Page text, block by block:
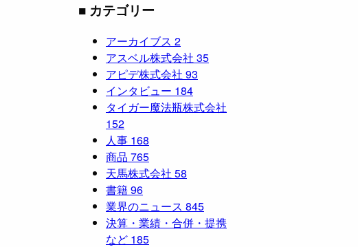
■ カテゴリー
アーカイブス 2
アスベル株式会社 35
アピデ株式会社 93
インタビュー 184
タイガー魔法瓶株式会社
152
人事 168
商品 765
天馬株式会社 58
書籍96
業界のニュース 845
決算・業績・合併・提携
など 185